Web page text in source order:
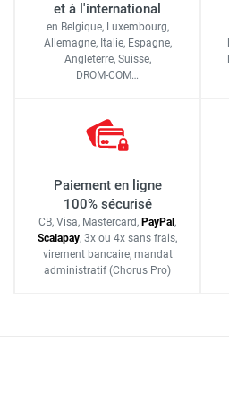
et à l'international
en Belgique, Luxembourg,
Allemagne, Italie, Espagne,
Angleterre, Suisse,
DROM-COM…
Paiement en ligne
100% sécurisé
CB, Visa, Mastercard, PayPal ,
Scalapay, 3x ou 4x sans frais,
virement bancaire, mandat
administratif (Chorus Pro)